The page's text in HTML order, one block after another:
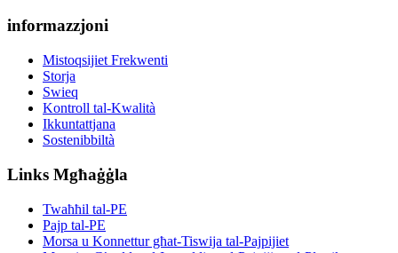
informazzjoni
Mistoqsijiet Frekwenti
Storja
Swieq
Kontroll tal-Kwalità
Ikkuntattjana
Sostenibbiltà
Links Mgħaġġla
Twaħħil tal-PE
Pajp tal-PE
Morsa u Konnettur għat-Tiswija tal-Pajpijiet